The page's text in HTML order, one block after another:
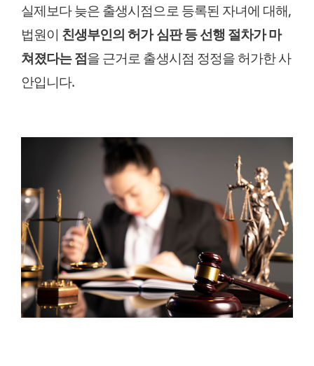
실제보다 늦은 출생시점으로 등록된 자녀에 대해,
법원이 친생부인의 허가 심판 등 선행 절차가 마
쳐졌다는 점을 근거로 출생시점 정정을 허가한 사
안입니다.